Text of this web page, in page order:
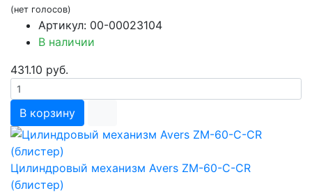
(нет голосов)
Артикул: 00-00023104
В наличии
431.10 руб.
В корзину
Цилиндровый механизм Avers ZM-60-C-CR
(блистер)